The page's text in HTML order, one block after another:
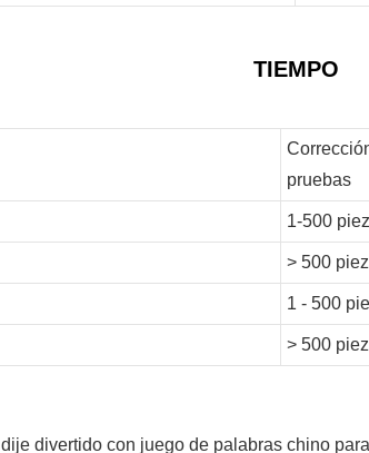
TIEMPO
pruebas
1-500
> 500
1 - 500
> 500